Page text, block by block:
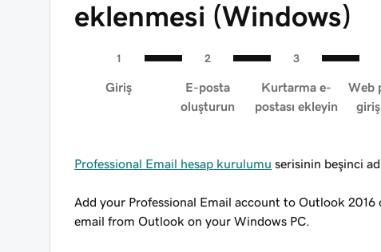
eklenmesi (Windows)
Giriş
E-posta
oluşturun
Kurtarma e-
postası ekleyin
Web
giriş
Professional Email hesap kurulumu serisinin beşinci
Add your Professional Email account to Outlook
email from Outlook on your Windows PC.